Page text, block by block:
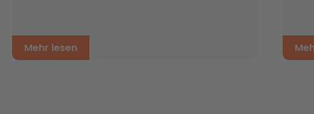
Mehr lesen